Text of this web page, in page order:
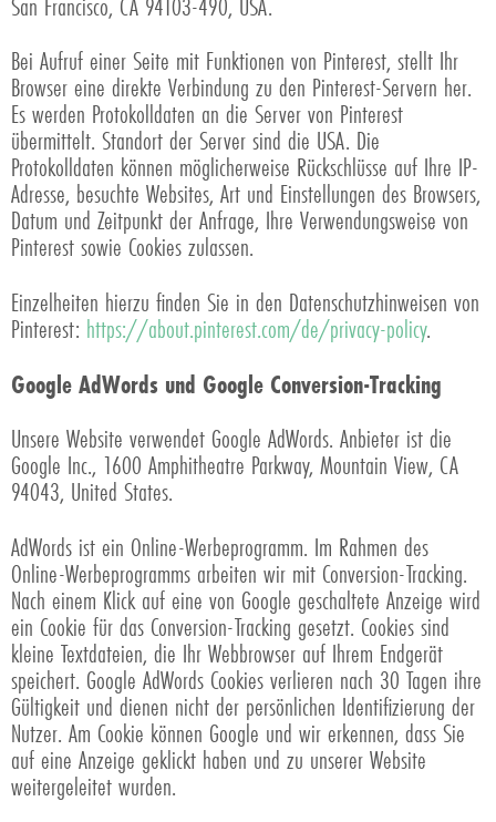
Bei Aufruf einer Seite mit Funktionen von Pinterest, stellt Ihr
Browser eine direkte Verbindung zu den Pinterest-Servern her.
Es werden Protokolldaten an die Server von Pinterest
übermittelt. Standort der Server sind die USA. Die
Protokolldaten können möglicherweise Rückschlüsse auf Ihre IP-
Adresse, besuchte Websites, Art und Einstellungen des Browsers,
Datum und Zeitpunkt der Anfrage, Ihre Verwendungsweise von
Pinterest sowie Cookies zulassen.
Einzelheiten hierzu finden Sie in den Datenschutzhinweisen von
Pinterest: https://about.pinterest.com/de/privacy-policy.
Google AdWords und Google Conversion-Tracking
Unsere Website verwendet Google AdWords. Anbieter ist die
Google Inc., 1600 Amphitheatre Parkway, Mountain View, CA
94043, United States.
AdWords ist ein Online-Werbeprogramm. Im Rahmen des
Online-Werbeprogramms arbeiten wir mit Conversion-Tracking.
Nach einem Klick auf eine von Google geschaltete Anzeige wird
ein Cookie für das Conversion-Tracking gesetzt. Cookies sind
kleine Textdateien, die Ihr Webbrowser auf Ihrem Endgerät
speichert. Google AdWords Cookies verlieren nach 30 Tagen ihre
Gültigkeit und dienen nicht der persönlichen Identifizierung der
Nutzer. Am Cookie können Google und wir erkennen, dass Sie
auf eine Anzeige geklickt haben und zu unserer Website
weitergeleitet wurden.